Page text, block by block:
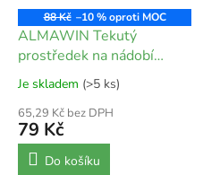
88 Kč –10 %
ALMAWIN Tekutý
prostředek na nádobí
Mandarinka - rakytník 500
Je skladem (>5 ks)
65,29 Kč bez DPH
79 Kč
Do košíku